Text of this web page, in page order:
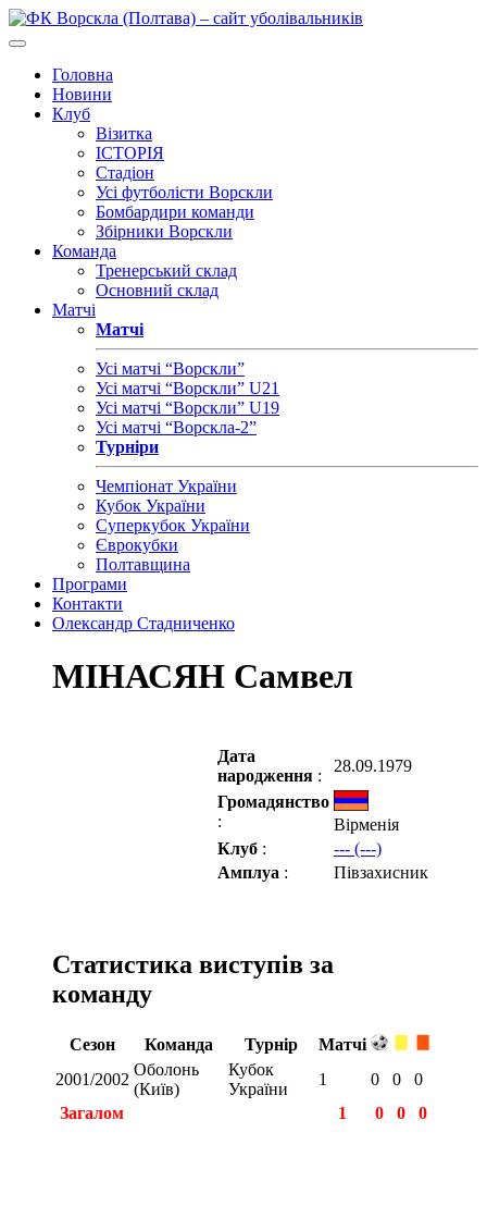
Головна
Новини
Клуб
Візитка
ІСТОРІЯ
Стадіон
Усі футболісти Ворскли
Бомбардири команди
Збірники Ворскли
Команда
Тренерський склад
Основний склад
Матчі
Матчі
Усі матчі “Ворскли”
Усі матчі “Ворскли” U21
Усі матчі “Ворскли” U19
Усі матчі “Ворскла-2”
Турніри
Чемпіонат України
Кубок України
Суперкубок України
Єврокубки
Полтавщина
Програми
Контакти
Олександр Стадниченко
МІНАСЯН Самвел
Дата
народження :
28.09.1979
Громадянство
:
Вірменія
Клуб :
--- (---)
Амплуа : Півзахисник
Статистика виступів за
команду
Сезон Команда Турнір
Матчі
2001/2002
Оболонь
(Київ)
Кубок
України
1 0 0
0
Загалом
1 0 0 0